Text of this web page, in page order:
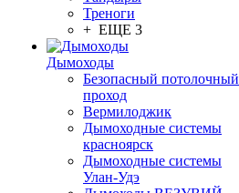
Треноги
+ ЕЩЕ 3
Дымоходы
Безопасный потолочный
проход
Вермилоджик
Дымоходные системы
красноярск
Дымоходные системы
Улан-Удэ